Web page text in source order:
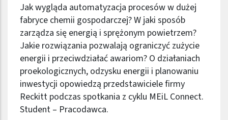
Jak wygląda automatyzacja procesów w dużej
fabryce chemii gospodarczej? W jaki sposób
zarządza się energią i sprężonym powietrzem?
Jakie rozwiązania pozwalają ograniczyć zużycie
energii i przeciwdziałać awariom? O działaniach
proekologicznych, odzysku energii i planowaniu
inwestycji opowiedzą przedstawiciele firmy
Reckitt podczas spotkania z cyklu MEiL Connect.
Student – Pracodawca.